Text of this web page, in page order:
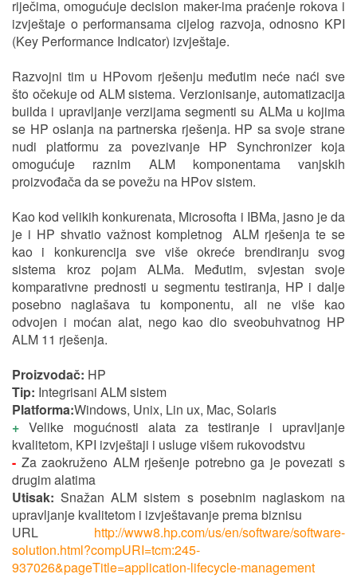
riječima, omogućuje decision maker-ima praćenje rokova i
izvještaje o performansama cijelog razvoja, odnosno KPI
(Key Performance Indicator) izvještaje.
Razvojni tim u HPovom rješenju međutim neće naći sve
što očekuje od ALM sistema. Verzionisanje, automatizacija
builda i upravljanje verzijama segmenti su ALMa u kojima
se HP oslanja na partnerska rješenja. HP sa svoje strane
nudi platformu za povezivanje HP Synchronizer koja
omogućuje raznim ALM komponentama vanjskih
proizvođača da se povežu na HPov sistem.
Kao kod velikih konkurenata, Microsofta i IBMa, jasno je da
je i HP shvatio važnost kompletnog ALM rješenja te se
kao i konkurencija sve više okreće brendiranju svog
sistema kroz pojam ALMa. Međutim, svjestan svoje
komparativne prednosti u segmentu testiranja, HP i dalje
posebno naglašava tu komponentu, ali ne više kao
odvojen i moćan alat, nego kao dio sveobuhvatnog HP
ALM 11 rješenja.
Proizvodač: HP
Tip: Integrisani ALM sistem
Platforma:Windows, Unix, Lin ux, Mac, Solaris
+ Velike mogućnosti alata za testiranje i upravljanje
kvalitetom, KPI izvještaji i usluge višem rukovodstvu
- Za zaokruženo ALM rješenje potrebno ga je povezati s
drugim alatima
Utisak:Snažan ALM sistem s posebnim naglaskom na
upravljanje kvalitetom i izvještavanje prema biznisu
URL http://www8.hp.com/us/en/software/software-
solution.html?compURI=tcm:245-
937026&pageTitle=application-lifecycle-management